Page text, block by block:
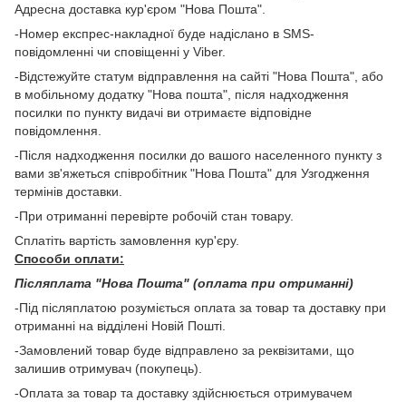
Адресна доставка кур'єром "Нова Пошта".
-Номер експрес-накладної буде надіслано в SMS-
повідомленні чи сповіщенні у Viber.
-Відстежуйте статум відправлення на сайті "Нова Пошта", або
в мобільному додатку "Нова пошта", після надходження
посилки по пункту видачі ви отримаєте відповідне
повідомлення.
-Після надходження посилки до вашого населенного пункту з
вами зв'яжеться співробітник "Нова Пошта" для Узгодження
термінів доставки.
-При отриманні перевірте робочій стан товару.
Сплатіть вартість замовлення кур'єру.
Способи оплати:
Післяплата "Нова Пошта" (оплата при отриманні)
-Під післяплатою розуміється оплата за товар та доставку при
отриманні на відділені Новій Пошті.
-Замовлений товар буде відправлено за реквізитами, що
залишив отримувач (покупець).
-Оплата за товар та доставку здійснюється отримувачем